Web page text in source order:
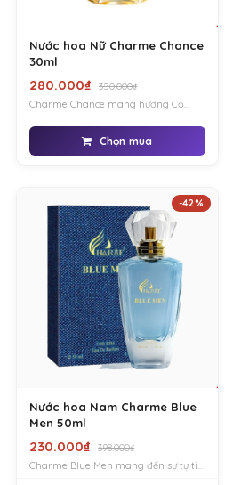
Nước hoa Nữ Charme Chance
30ml
280.000₫
350.000₫
Charme Chance mang hương Cỏ
gơi cảm và ngọt ngào, nữ tính đến
đáng kinh ngạc, dồi dào năng lượng
sống, táo bạo
Chọn mua
-42%
Nước hoa Nam Charme Blue
Men 50ml
230.000₫
398.000₫
Charme Blue Men mang đến sự tự tin